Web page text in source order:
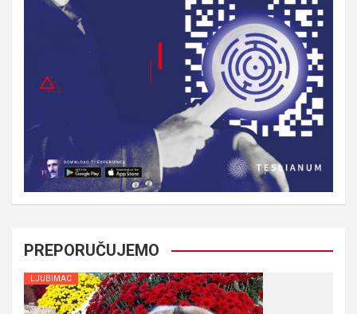
PREPORUČUJEMO
LJUBIMAC